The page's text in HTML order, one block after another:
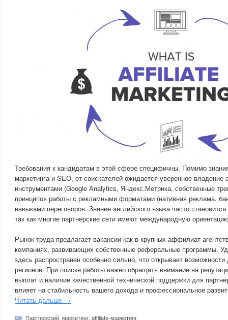
Требования к кандидатам в этой сфере специфичны. Помимо
маркетинга и SEO, от соискателей ожидается уверенное владение
инструментами (Google Analytics, Яндекс.Метрика, собственные
принципов работы с рекламными форматами (нативная реклама,
навыками переговоров. Знание английского языка часто
так как многие партнерские сети имеют международную
Рынок труда предлагает вакансии как в крупных аффилиат-
компаниях, развивающих собственные реферальные программы.
здесь распространен особенно сильно, что открывает
регионов. При поиске работы важно обращать внимание на
выплат и наличие качественной технической поддержки для
влияет на стабильность вашего дохода и профессиональное
Читать дальше →
Партнерский маркетинг affiliate-маркетинг